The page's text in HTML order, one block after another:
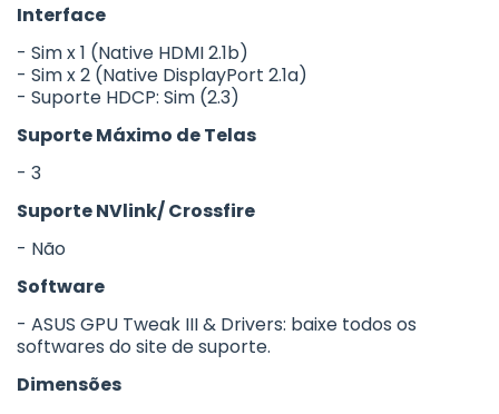
Interface
- Sim x 1 (Native HDMI 2.1b)
- Sim x 2 (Native DisplayPort 2.1a)
- Suporte HDCP: Sim (2.3)
Suporte Máximo de Telas
- 3
Suporte NVlink/ Crossfire
- Não
Software
- ASUS GPU Tweak III & Drivers: baixe todos os
softwares do site de suporte.
Dimensões